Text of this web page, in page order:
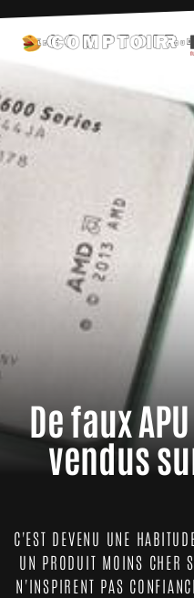
De faux
vendus
C'EST DEVENU UNE
UN PRODUIT MOINS CHER
N'INSPIRENT PAS